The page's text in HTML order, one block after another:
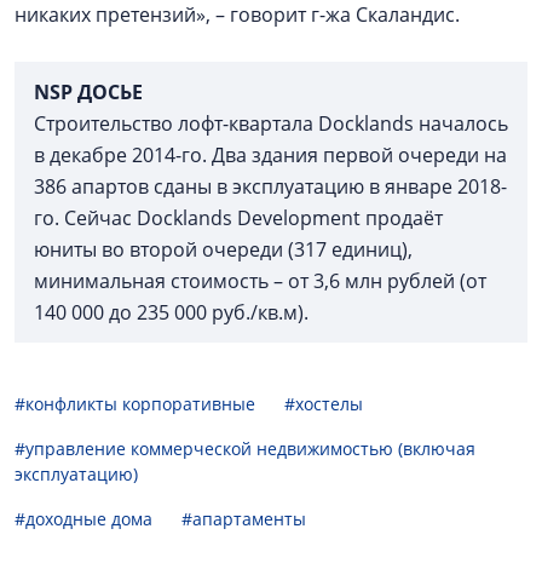
никаких претензий», – говорит г-жа Скаландис.
NSP ДОСЬЕ
Строительство лофт-квартала Docklands началось
в декабре 2014-го. Два здания первой очереди на
386 апартов сданы в эксплуатацию в январе 2018-
го. Сейчас Docklands Development продаёт
юниты во второй очереди (317 единиц),
минимальная стоимость – от 3,6 млн рублей (от
140 000 до 235 000 руб./кв.м).
#конфликты корпоративные
#хостелы
#управление коммерческой недвижимостью (включая
эксплуатацию)
#доходные дома
#апартаменты